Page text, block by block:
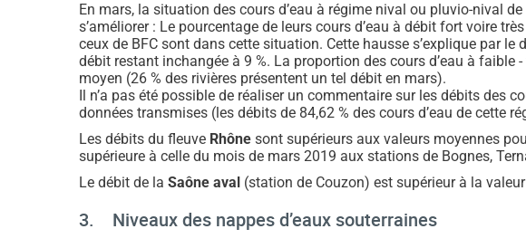
En mars, la situation des cours d’eau à régime nival ou pluvio-nival de
s’améliorer : Le pourcentage de leurs cours d’eau à débit fort voire
ceux de BFC sont dans cette situation. Cette hausse s’explique par le
débit restant inchangée à 9 %. La proportion des cours d’eau à
moyen (26 % des rivières présentent un tel débit en mars).
Il n’a pas été possible de réaliser un commentaire sur les débits des
données transmises (les débits de 84,62 % des cours d’eau de cette
Les débits du fleuve Rhône sont supérieurs aux valeurs moyennes
supérieure à celle du mois de mars 2019 aux stations de Bognes,
Le débit de laSaône aval (station de Couzon) est supérieur à la
3. Niveaux des nappes d’eaux souterraines